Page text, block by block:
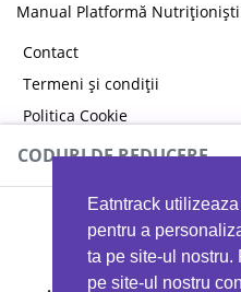
Eatntrack
pentru a
ta pe site-ul nostru.
pe site-ul nostru
Manual Platformă Nutriționiști
Contact
Termeni și condiții
Politica Cookie
Politica de confidențialitate
CODURI DE REDUCERE